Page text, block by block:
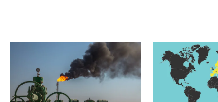
gli eventi del mondo siano profondamente
connessi tra di loro.